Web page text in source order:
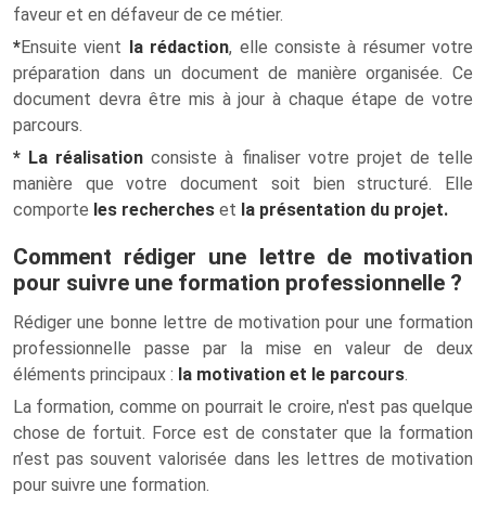
faveur et en défaveur de ce métier.
*Ensuite vient la rédaction, elle consiste à résumer votre
préparation dans un document de manière organisée. Ce
document devra être mis à jour à chaque étape de votre
parcours.
* La réalisation consiste à finaliser votre projet de telle
manière que votre document soit bien structuré. Elle
comporte les recherches et la présentation du projet.
Comment rédiger une lettre de motivation
pour suivre une formation professionnelle ?
Rédiger une bonne lettre de motivation pour une formation
professionnelle passe par la mise en valeur de deux
éléments principaux : la motivation et le parcours.
La formation, comme on pourrait le croire, n'est pas quelque
chose de fortuit. Force est de constater que la formation
n’est pas souvent valorisée dans les lettres de motivation
pour suivre une formation.